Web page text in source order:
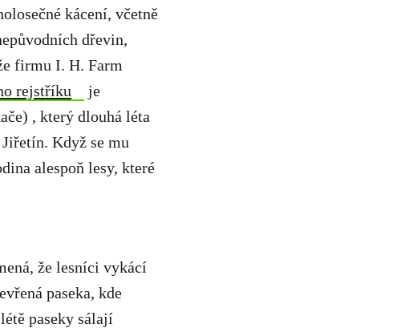
kácení, včetně
dřevin,
firmu I. H. Farm
rejstříku
je
, který dlouhá léta
Když se mu
alespoň lesy, které
že lesníci vykácí
paseka, kde
paseky sálají